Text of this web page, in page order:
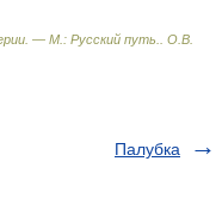
— М.: Русский путь.
О.В.
Палубка